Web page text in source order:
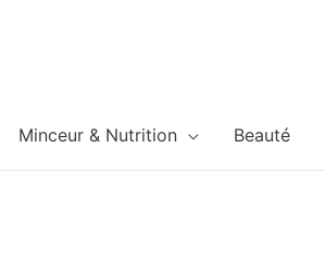
Minceur & Nutrition Beauté